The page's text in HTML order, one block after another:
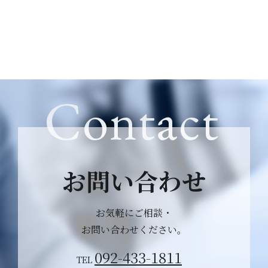
Contact
お問い合わせ
お気軽にご相談・
お問い合わせください。
TEL 092-433-1811